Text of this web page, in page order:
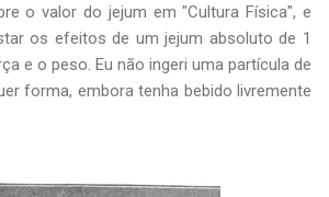
o valor do jejum em "Cultura Física", e
os efeitos de um jejum absoluto de 1
e o peso. Eu não ingeri uma partícula de
forma, embora tenha bebido livremente